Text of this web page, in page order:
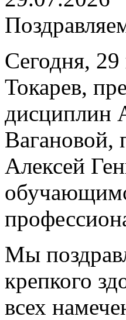
Сегодня,
Токарев,
дисциплин
Вагановой,
Алексей
Мы
крепкого
всех